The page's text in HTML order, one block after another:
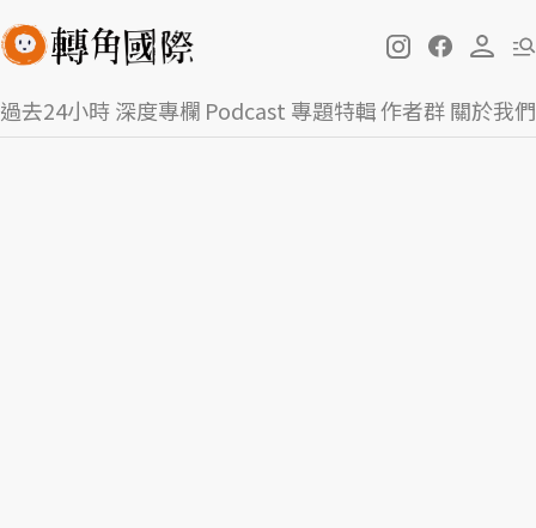
過去24小時深度專欄 Podcast 專題特輯作者群關於我們